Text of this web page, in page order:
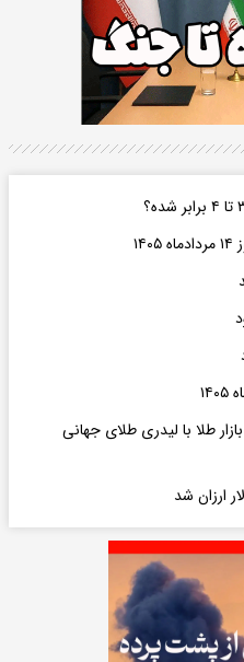
طلا و سکه ۱۴ مرداد ۱۴۰۵؛ بازار طلا با لیدری طلای جهانی